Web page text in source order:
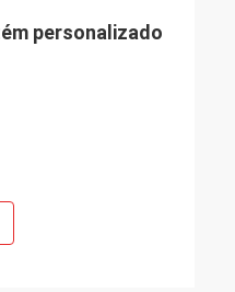
personalizado